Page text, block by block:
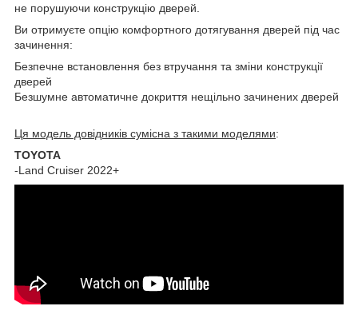
не порушуючи конструкцію дверей.
Ви отримуєте опцію комфортного дотягування дверей під час
зачинення:
Безпечне встановлення без втручання та зміни конструкції
дверей
Безшумне автоматичне докриття нещільно зачинених дверей
Ця модель довідників сумісна з такими моделями:
TOYOTA
-Land Cruiser 2022+